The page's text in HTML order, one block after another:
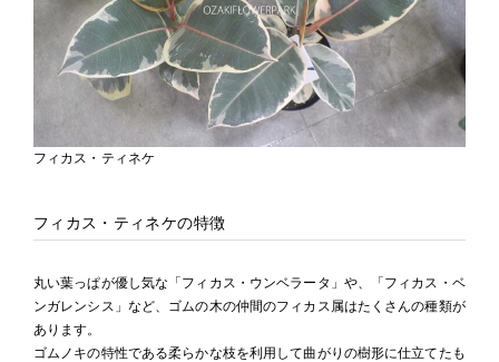
フィカス・ティネケ
フィカス・ティネケの特徴
丸い葉っぱが優し気な「フィカス・ウンベラータ」や、「フィカス・ベ
ンガレンシス」など、ゴムの木の仲間のフィカス属はたくさんの種類が
あります。
ゴムノキの特性である柔らかな枝を利用して曲がりの樹形に仕立てたも